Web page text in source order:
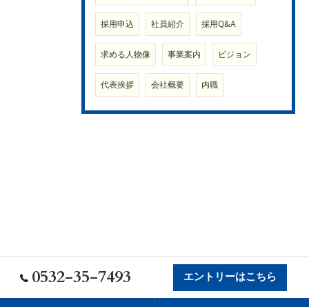
採用申込 社員紹介 採用Q&A
求める人物像 事業案内 ビジョン
代表挨拶 会社概要 内職
0532-35-7493 エントリーはこちら